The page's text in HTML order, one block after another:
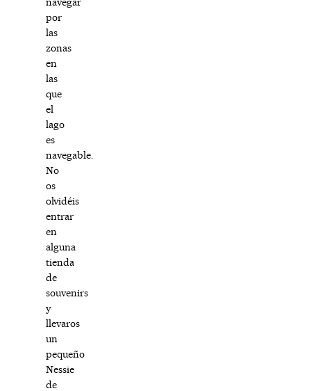
por
las
zonas
en
las
que
el
lago
es
navegable.
No
os
olvidéis
entrar
en
alguna
tienda
de
souvenirs
y
llevaros
un
pequeño
Nessie
de